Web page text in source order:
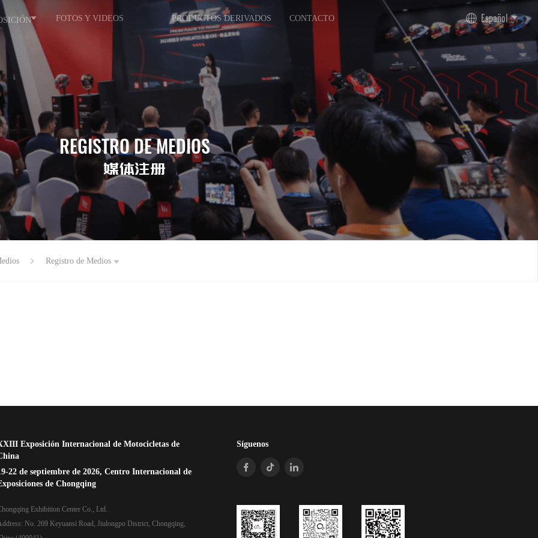
FOTOS Y VIDEOS PRODUCTOS DERIVADOS CONTACTO Español
REGISTRO DE MEDIOS
媒体注册
Registro de Medios
Exposición Internacional de Motocicletas de
22 de septiembre de 2026, Centro Internacional de
de Chongqing
Exhibition Center Co., Ltd.
No. 269 Keyuansi Road, Jiulongpo District, Chongqing,
Síguenos